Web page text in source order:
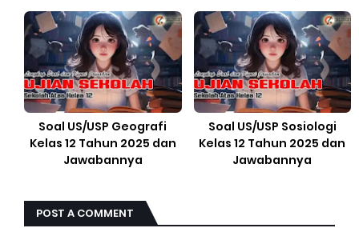
Soal US/USP Geografi
Kelas 12 Tahun 2025 dan
Jawabannya
Soal US/USP Sosiologi
Kelas 12 Tahun 2025 dan
Jawabannya
POST A COMMENT